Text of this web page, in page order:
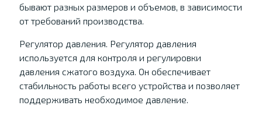
бывают разных размеров и объемов, в зависимости
от требований производства.
Регулятор давления. Регулятор давления
используется для контроля и регулировки
давления сжатого воздуха. Он обеспечивает
стабильность работы всего устройства и позволяет
поддерживать необходимое давление.